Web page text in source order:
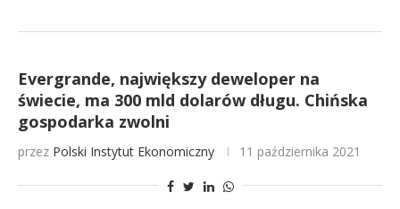
Evergrande, największy deweloper na
świecie, ma 300 mld dolarów długu. Chińska
gospodarka zwolni
przez Polski Instytut Ekonomiczny 11 października 2021